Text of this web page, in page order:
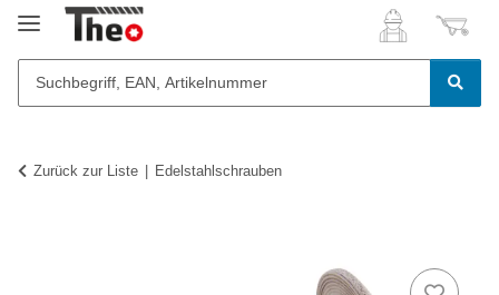
Zurück zur Liste Edelstahlschrauben